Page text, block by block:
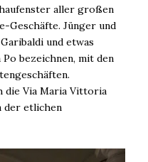
aller großen
Geschäfte. Jünger und
und etwas
bezeichnen, mit den
die Via Maria Vittoria
der etlichen